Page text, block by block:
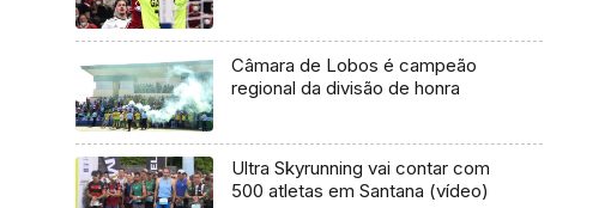
Câmara de Lobos é campeão
regional da divisão de honra
Ultra Skyrunning vai contar com
500 atletas em Santana (vídeo)